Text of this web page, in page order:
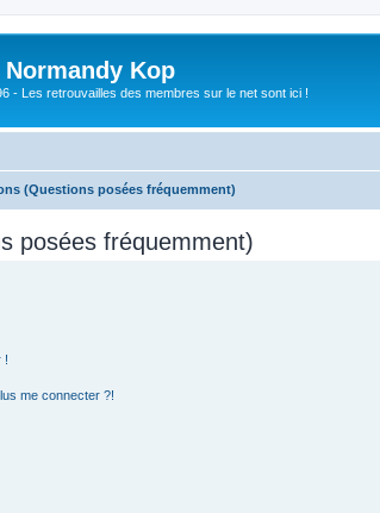
Normandy Kop
- Les retrouvailles des membres sur le net sont ici !
(Questions posées fréquemment)
posées fréquemment)
!
me connecter ?!